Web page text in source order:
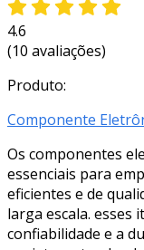
4.6
(10 avaliações)
Produto:
Componente
Os componentes
essenciais para
eficientes e de
larga escala. esses
confiabilidade e a